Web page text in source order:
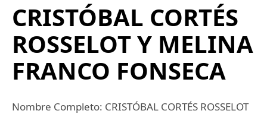
CRISTÓBAL CORTÉS
ROSSELOT Y MELINA
FRANCO FONSECA
Nombre Completo: CRISTÓBAL CORTÉS ROSSELOT